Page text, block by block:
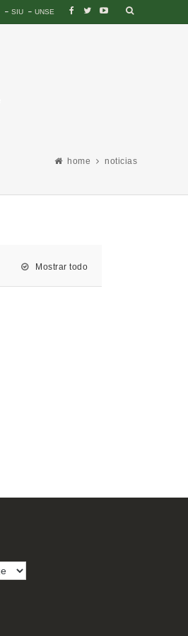
SIU UNSE
home noticias
Mostrar todo